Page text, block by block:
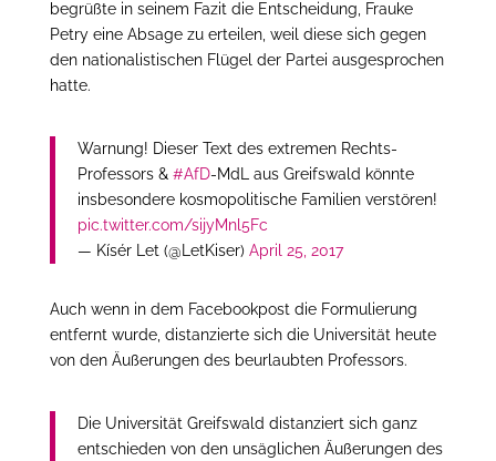
begrüßte in seinem Fazit die Entscheidung, Frauke
Petry eine Absage zu erteilen, weil diese sich gegen
den nationalistischen Flügel der Partei ausgesprochen
hatte.
Warnung! Dieser Text des extremen Rechts-
Professors & #AfD-MdL aus Greifswald könnte
insbesondere kosmopolitische Familien verstören!
pic.twitter.com/sijyMnl5Fc
— Kísér Let (@LetKiser) April 25, 2017
Auch wenn in dem Facebookpost die Formulierung
entfernt wurde, distanzierte sich die Universität heute
von den Äußerungen des beurlaubten Professors.
Die Universität Greifswald distanziert sich ganz
entschieden von den unsäglichen Äußerungen des